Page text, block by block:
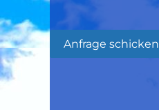
Anfrage schicken